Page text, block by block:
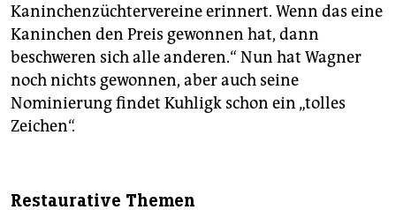
Kaninchenzüchtervereine erinnert. Wenn das eine
Kaninchen den Preis gewonnen hat, dann
beschweren sich alle anderen.“ Nun hat Wagner
noch nichts gewonnen, aber auch seine
Nominierung findet Kuhligk schon ein „tolles
Zeichen“.
Restaurative Themen